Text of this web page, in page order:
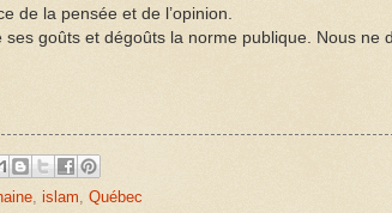
de la pensée et de l’opinion.
ses goûts et dégoûts la norme publique. Nous ne
, islam, Québec